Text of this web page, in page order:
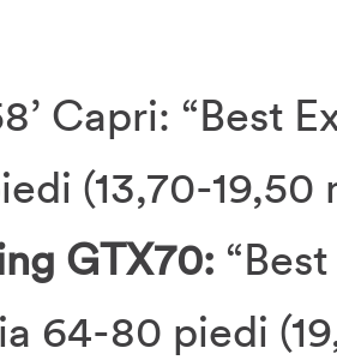
Capri: “Best
(13,70-19,50
GTX70:
64-80 piedi